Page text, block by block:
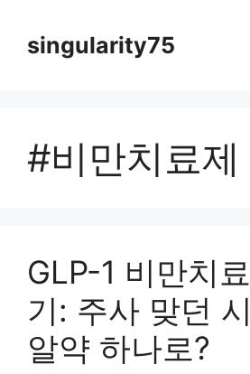
singularity75
#비만치료제
GLP-1 비만치
기: 주사 맞던
알약 하나로?